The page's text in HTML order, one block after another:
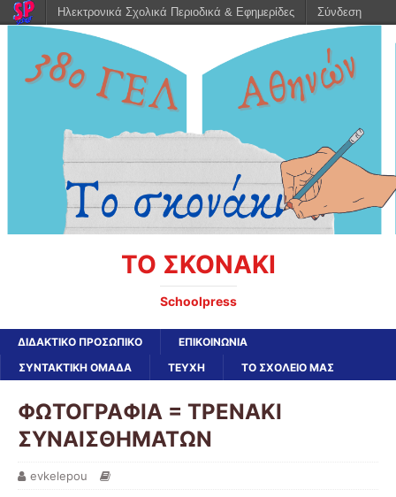
ΤΟ ΣΚΟΝΑΚΙ
Schoolpress
ΔΙΔΑΚΤΙΚΟ ΠΡΟΣΩΠΙΚΟ
ΕΠΙΚΟΙΝΩΝΙΑ
ΣΥΝΤΑΚΤΙΚΗ ΟΜΑΔΑ
ΤΕΥΧΗ ΤΟ ΣΧΟΛΕΙΟ ΜΑΣ
ΦΩΤΟΓΡΑΦΙΑ = ΤΡΕΝΑΚΙ
ΣΥΝΑΙΣΘΗΜΑΤΩΝ
evkelepou
Ηλεκτρονικά Σχολικά Περιοδικά & Εφημερίδες Σύνδεση